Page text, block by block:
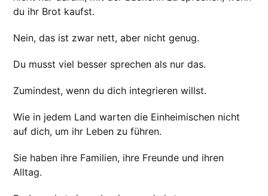
du ihr Brot kaufst.
Nein, das ist zwar nett, aber nicht genug.
Du musst viel besser sprechen als nur das.
Zumindest, wenn du dich integrieren willst.
Wie in jedem Land warten die Einheimischen nicht
auf dich, um ihr Leben zu führen.
Sie haben ihre Familien, ihre Freunde und ihren
Alltag.